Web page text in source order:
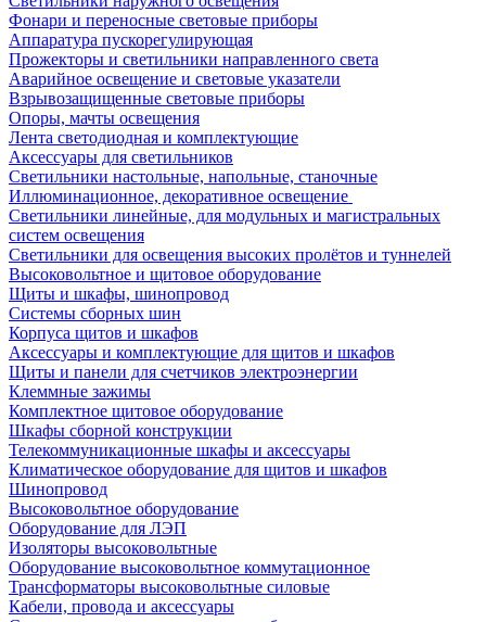
Фонари и переносные световые приборы
Аппаратура пускорегулирующая
Прожекторы и светильники направленного света
Аварийное освещение и световые указатели
Взрывозащищенные световые приборы
Опоры, мачты освещения
Лента светодиодная и комплектующие
Аксессуары для светильников
Светильники настольные, напольные, станочные
Иллюминационное, декоративное освещение
Светильники линейные, для модульных и магистральных
систем освещения
Светильники для освещения высоких пролётов и туннелей
Высоковольтное и щитовое оборудование
Щиты и шкафы, шинопровод
Системы сборных шин
Корпуса щитов и шкафов
Аксессуары и комплектующие для щитов и шкафов
Щиты и панели для счетчиков электроэнергии
Клеммные зажимы
Комплектное щитовое оборудование
Шкафы сборной конструкции
Телекоммуникационные шкафы и аксессуары
Климатическое оборудование для щитов и шкафов
Шинопровод
Высоковольтное оборудование
Оборудование для ЛЭП
Изоляторы высоковольтные
Оборудование высоковольтное коммутационное
Трансформаторы высоковольтные силовые
Кабели, провода и аксессуары